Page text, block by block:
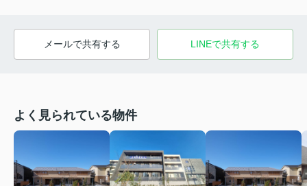
メールで共有する LINEで共有する
よく見られている物件